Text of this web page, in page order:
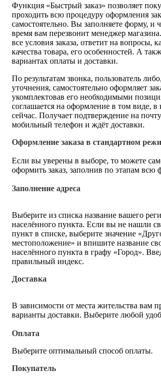
Функция «Быстрый заказ» позволяет
проходить всю процедуру оформления
самостоятельно. Вы заполняете форму, и
время вам перезвонит менеджер
все условия заказа, ответит на вопросы,
качества товара, его особенностей. А
вариантах оплаты и доставки.
По результатам звонка, пользователь
уточнения, самостоятельно оформляет
укомплектовав его необходимыми
соглашается на оформление в том виде, в
сейчас. Получает подтверждение на
мобильный телефон и ждёт доставки.
Оформление заказа в стандартном
Если вы уверены в выборе, то можете
оформить заказ, заполнив по этапам всю
Заполнение адреса
Выберите из списка название вашего
населённого пункта. Если вы не нашли
пункт в списке, выберите значение
местоположение» и впишите название
населённого пункта в графу «Город».
правильный индекс.
Доставка
В зависимости от места жительства вам
варианты доставки. Выберите любой
Оплата
Выберите оптимальный способ оплаты.
Покупатель